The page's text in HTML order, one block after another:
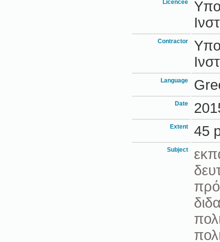
Licencee
Contractor
Language
Date
Extent 45
Subject